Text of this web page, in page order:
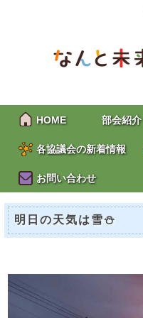
HOME 部会紹介
各協議会の新着情報
お問い合わせ
明日の天気は雪⛄